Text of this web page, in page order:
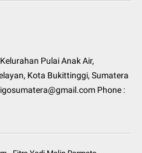
Pulai Anak Air,
Kota Bukittinggi, Sumatera
Phone :